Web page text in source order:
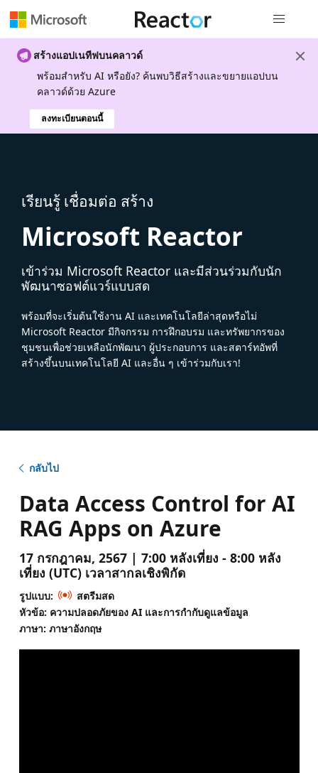
สร้างแอปเนทีฟบนคลาวด์
พร้อมสําหรับ AI หรือยัง? ค้นพบวิธีสร้างและขยายแอปบน
คลาวด์ด้วย Azure
ลงทะเบียนตอนนี้
เรียนรู้ เชื่อมต่อ สร้าง
Microsoft Reactor
เข้าร่วม Microsoft Reactor และมีส่วนร่วมกับนัก
พัฒนาซอฟต์แวร์แบบสด
พร้อมที่จะเริ่มต้นใช้งาน AI และเทคโนโลยีล่าสุดหรือไม่
Microsoft Reactor มีกิจกรรม การฝึกอบรม และทรัพยากรของ
ชุมชนเพื่อช่วยเหลือนักพัฒนา ผู้ประกอบการ และสตาร์ทอัพที่
สร้างขึ้นบนเทคโนโลยี AI และอื่น ๆ เข้าร่วมกับเรา!
กลับไป
Data Access Control for AI
RAG Apps on Azure
17 กรกฎาคม, 2567 | 7:00 หลังเที่ยง - 8:00 หลัง
เที่ยง (UTC) เวลาสากลเชิงพิกัด
รูปแบบ:
สตรีมสด
หัวข้อ: ความปลอดภัยของ AI และการกํากับดูแลข้อมูล
ภาษา: ภาษาอังกฤษ